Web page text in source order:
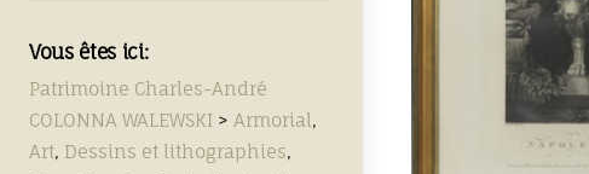
Vous êtes ici:
Patrimoine Charles-André
COLONNA WALEWSKI > Armorial,
Art, Dessins et lithographies,